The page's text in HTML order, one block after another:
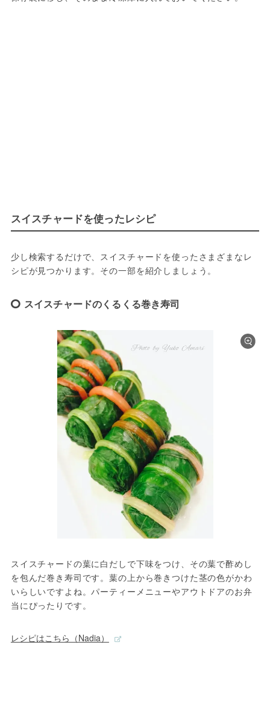
スイスチャードを使ったレシピ
少し検索するだけで、スイスチャードを使ったさまざまなレ
シピが見つかります。その一部を紹介しましょう。
スイスチャードのくるくる巻き寿司
スイスチャードの葉に白だしで下味をつけ、その葉で酢めし
を包んだ巻き寿司です。葉の上から巻きつけた茎の色がかわ
いらしいですよね。パーティーメニューやアウトドアのお弁
当にぴったりです。
レシピはこちら（Nadia）